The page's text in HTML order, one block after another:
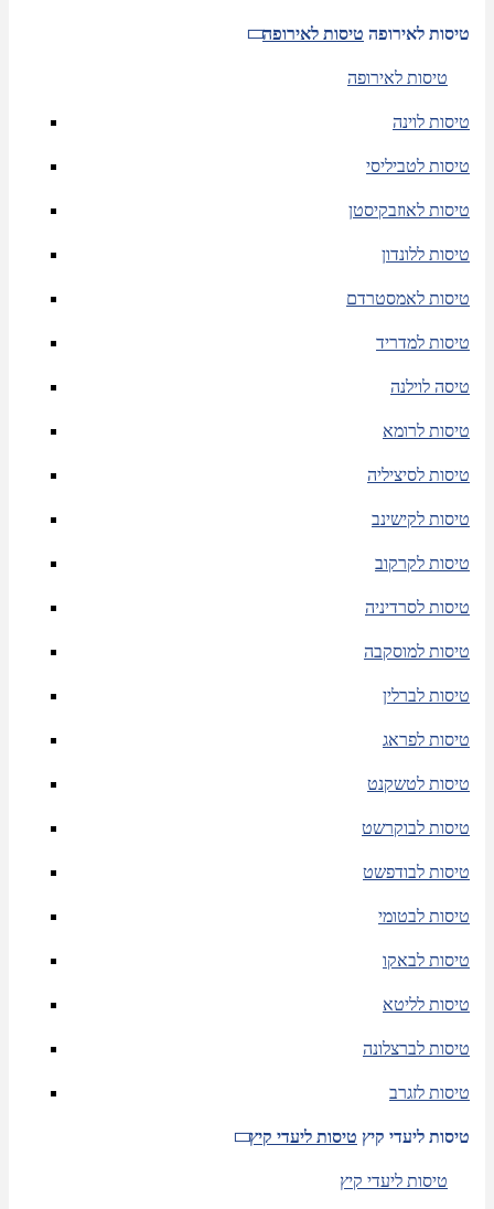
טיסות לאירופה טיסות לאירופה
טיסות לאירופה
טיסות לוינה
טיסות לטביליסי
טיסות לאוזבקיסטן
טיסות ללונדון
טיסות לאמסטרדם
טיסות למדריד
טיסה לוילנה
טיסות לרומא
טיסות לסיציליה
טיסות לקישינב
טיסות לקרקוב
טיסות לסרדיניה
טיסות למוסקבה
טיסות לברלין
טיסות לפראג
טיסות לטשקנט
טיסות לבוקרשט
טיסות לבודפשט
טיסות לבטומי
טיסות לבאקו
טיסות לליטא
טיסות לברצלונה
טיסות לזגרב
טיסות ליעדי קיץ טיסות ליעדי קיץ
טיסות ליעדי קיץ